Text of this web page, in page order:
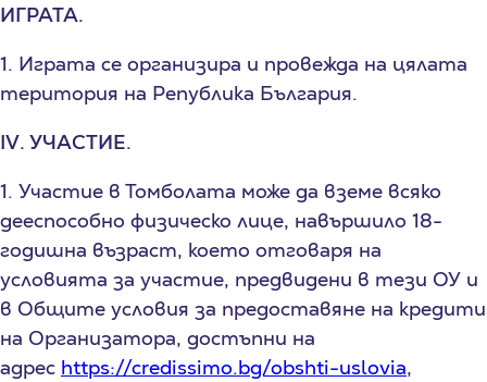
ИГРАТА.
1. Играта се организира и провежда на цялата
територия на Република България.
IV. УЧАСТИЕ.
1. Участие в Томболата може да вземе всяко
дееспособно физическо лице, навършило 18-
годишна възраст, което отговаря на
условията за участие, предвидени в тези ОУ и
в Общите условия за предоставяне на кредити
на Организатора, достъпни на
адрес https://credissimo.bg/obshti-uslovia,